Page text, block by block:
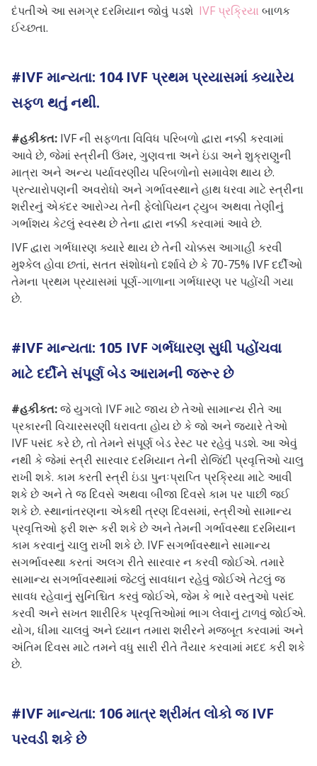
દંપતીએ આ સમગ્ર દરમિયાન જોવું પડશે IVF પ્રક્રિયા બાળક
ઈચ્છતા.
#IVF માન્યતા: 104 IVF પ્રથમ પ્રયાસમાં ક્યારેય
સફળ થતું નથી.
#હકીકત: IVF ની સફળતા વિવિધ પરિબળો દ્વારા નક્કી કરવામાં
આવે છે, જેમાં સ્ત્રીની ઉંમર, ગુણવત્તા અને ઇંડા અને શુક્રાણુની
માત્રા અને અન્ય પર્યાવરણીય પરિબળોનો સમાવેશ થાય છે.
પ્રત્યારોપણની અવરોધો અને ગર્ભાવસ્થાને હાથ ધરવા માટે સ્ત્રીના
શરીરનું એકંદર આરોગ્ય તેની ફેલોપિયન ટ્યુબ અથવા તેણીનું
ગર્ભાશય કેટલું સ્વસ્થ છે તેના દ્વારા નક્કી કરવામાં આવે છે.
IVF દ્વારા ગર્ભધારણ ક્યારે થાય છે તેની ચોક્કસ આગાહી કરવી
મુશ્કેલ હોવા છતાં, સતત સંશોધનો દર્શાવે છે કે 70-75% IVF દર્દીઓ
તેમના પ્રથમ પ્રયાસમાં પૂર્ણ-ગાળાના ગર્ભધારણ પર પહોંચી ગયા
છે.
#IVF માન્યતા: 105 IVF ગર્ભધારણ સુધી પહોંચવા
માટે દર્દીને સંપૂર્ણ બેડ આરામની જરૂર છે
#હકીકત:જે યુગલો IVF માટે જાય છે તેઓ સામાન્ય રીતે આ
પ્રકારની વિચારસરણી ધરાવતા હોય છે કે જો અને જ્યારે તેઓ
IVF પસંદ કરે છે, તો તેમને સંપૂર્ણ બેડ રેસ્ટ પર રહેવું પડશે. આ એવું
નથી કે જેમાં સ્ત્રી સારવાર દરમિયાન તેની રોજિંદી પ્રવૃત્તિઓ ચાલુ
રાખી શકે. કામ કરતી સ્ત્રી ઇંડા પુનઃપ્રાપ્તિ પ્રક્રિયા માટે આવી
શકે છે અને તે જ દિવસે અથવા બીજા દિવસે કામ પર પાછી જઈ
શકે છે. સ્થાનાંતરણના એકથી ત્રણ દિવસમાં, સ્ત્રીઓ સામાન્ય
પ્રવૃત્તિઓ ફરી શરૂ કરી શકે છે અને તેમની ગર્ભાવસ્થા દરમિયાન
કામ કરવાનું ચાલુ રાખી શકે છે. IVF સગર્ભાવસ્થાને સામાન્ય
સગર્ભાવસ્થા કરતાં અલગ રીતે સારવાર ન કરવી જોઈએ. તમારે
સામાન્ય સગર્ભાવસ્થામાં જેટલું સાવધાન રહેવું જોઈએ તેટલું જ
સાવધ રહેવાનું સુનિશ્ચિત કરવું જોઈએ, જેમ કે ભારે વસ્તુઓ પસંદ
કરવી અને સખત શારીરિક પ્રવૃત્તિઓમાં ભાગ લેવાનું ટાળવું જોઈએ.
યોગ, ધીમા ચાલવું અને ધ્યાન તમારા શરીરને મજબૂત કરવામાં અને
અંતિમ દિવસ માટે તમને વધુ સારી રીતે તૈયાર કરવામાં મદદ કરી શકે
છે.
#IVF માન્યતા: 106 માત્ર શ્રીમંત લોકો જ IVF
પરવડી શકે છે